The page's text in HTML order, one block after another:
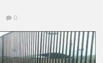
0